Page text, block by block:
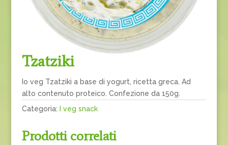
Tzatziki
Io veg Tzatziki a base di yogurt, ricetta greca. Ad
alto contenuto proteico. Confezione da 150g.
Categoria:
I veg snack
Prodotti correlati